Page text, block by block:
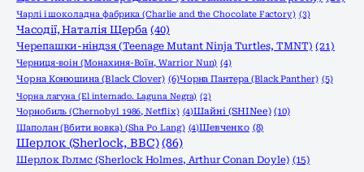
Чарлі і шоколадна фабрика (Charlie and the Chocolate Factory) (3)
Часодії, Наталія Щерба (40)
Черепашки-ніндзя (Teenage Mutant Ninja Turtles, TMNT) (21)
Черниця-воiн (Монахиня-Воïн, Warrior Nun) (4)
Чорна Конюшина (Black Clover) (6)Чорна Пантера (Black Panther) (5)
Чорна лагуна (El internado. Laguna Negra) (2)
Чорнобиль (Chernobyl 1986, Netflix) (4)Шайні (SHINee) (10)
Шаполан (Вбити вовка) (Sha Po Lang) (4)Шевченко (8)
Шерлок (Sherlock, ВВС) (86)
Шерлок Голмс (Sherlock Holmes, Arthur Conan Doyle) (15)